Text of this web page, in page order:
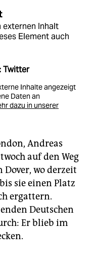
externen Inhalt
Element auch
: Twitter
Inhalte angezeigt
Daten an
dazu in unserer
Andreas
auf den Weg
wo derzeit
sie einen Platz
ergattern.
Deutschen
Er blieb im